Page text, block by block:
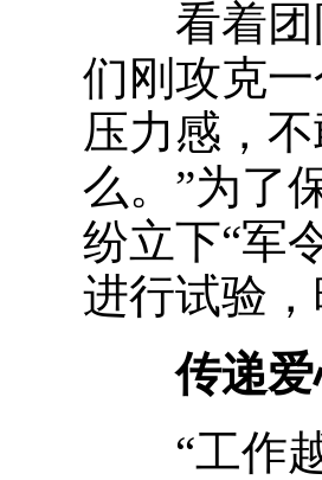
看着团队
们刚攻克
压力感，
么。”为了
纷立下“军
进行试验
传递爱
“工作越